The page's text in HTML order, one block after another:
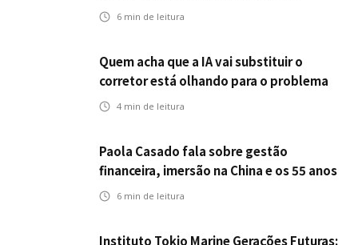
seguros ampliar cobertura e prevenção
6 min de leitura
Quem acha que a IA vai substituir o
corretor está olhando para o problema
errado
4 min de leitura
Paola Casado fala sobre gestão
financeira, imersão na China e os 55 anos
da ENS
6 min de leitura
Instituto Tokio Marine Gerações Futuras: